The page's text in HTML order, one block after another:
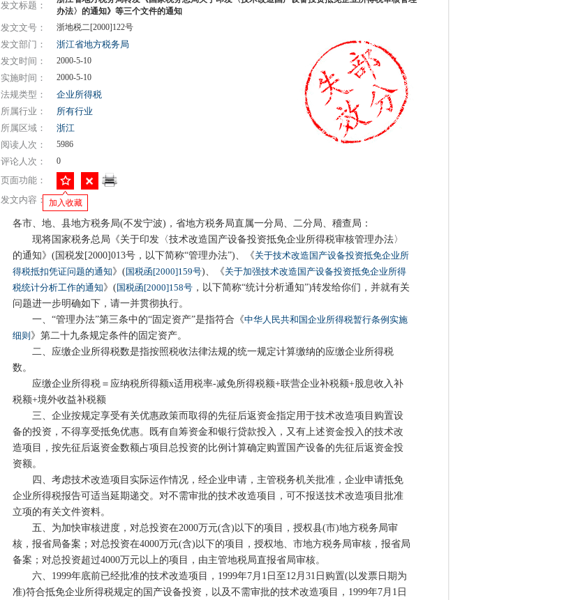
发文标题：
办法〉的通知》等三个文件的通知
发文文号： 浙地税二[2000]122号
发文部门：
浙江省地方税务局
发文时间：
2000-5-10
实施时间： 2000-5-10
法规类型：
企业所得税
所属行业：
所有行业
所属区域：
浙江
阅读人次：
5986
评论人次： 0
页面功能：
加入收藏
发文内容：
各市、地、县地方税务局(不发宁波)，省地方税务局直属一分局、二分局、稽查局：
现将国家税务总局《关于印发〈技术改造国产设备投资抵免企业所得税审核管理办法〉
的通知》(国税发[2000]013号，以下简称“管理办法”)、《关于技术改造国产设备投资抵免企业所
得税抵扣凭证问题的通知》(国税函[2000]159号)、《关于加强技术改造国产设备投资抵免企业所得
税统计分析工作的通知》(国税函[2000]158号 ，以下简称“统计分析通知”)转发给你们，并就有关
问题进一步明确如下，请一并贯彻执行。
一、“管理办法”第三条中的“固定资产”是指符合《中华人民共和国企业所得税暂行条例实施
细则 》第二十九条规定条件的固定资产。
二、应缴企业所得税数是指按照税收法律法规的统一规定计算缴纳的应缴企业所得税
数。
应缴企业所得税＝应纳税所得额x适用税率-减免所得税额+联营企业补税额+股息收入补
税额+境外收益补税额
三、企业按规定享受有关优惠政策而取得的先征后返资金指定用于技术改造项目购置设
备的投资，不得享受抵免优惠。既有自筹资金和银行贷款投入，又有上述资金投入的技术改
造项目，按先征后返资金数额占项目总投资的比例计算确定购置国产设备的先征后返资金投
资额。
四、考虑技术改造项目实际运作情况，经企业申请，主管税务机关批准，企业申请抵免
企业所得税报告可适当延期递交。对不需审批的技术改造项目，可不报送技术改造项目批准
立项的有关文件资料。
五、为加快审核进度，对总投资在2000万元(含)以下的项目，授权县(市)地方税务局审
核，报省局备案；对总投资在4000万元(含)以下的项目，授权地、市地方税务局审核，报省局
备案；对总投资超过4000万元以上的项目，由主管地税局直报省局审核。
六、1999年底前已经批准的技术改造项目，1999年7月1日至12月31日购置(以发票日期为
准)符合抵免企业所得税规定的国产设备投资，以及不需审批的技术改造项目，1999年7月1日